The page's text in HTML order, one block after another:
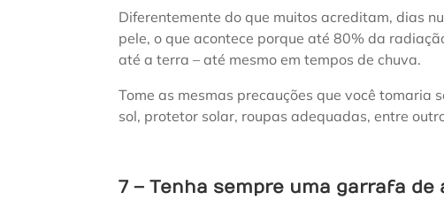
Diferentemente do que muitos acreditam, dias
pele, o que acontece porque até 80% da
até a terra – até mesmo em tempos de chuva.
Tome as mesmas precauções que você tomaria
sol, protetor solar, roupas adequadas, entre
7 – Tenha sempre uma garrafa de